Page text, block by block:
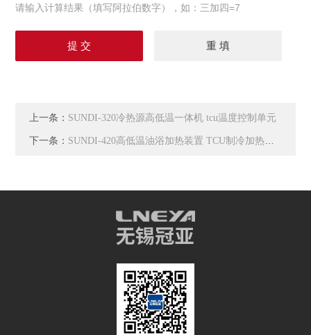
请输入计算结果（填写阿拉伯数字），如：三加四=7
上一条： SUNDI-320冷热源高低温一体机 tcu温度控制单元
下一条： SUNDI-420高低温油浴加热装置 TCU制冷加热循环器